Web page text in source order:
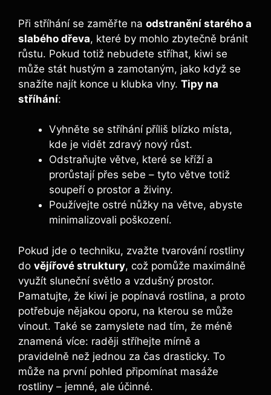
Při stříhání se zaměřte na odstranění starého a
slabého dřeva, které by mohlo zbytečně bránit
růstu. Pokud totiž nebudete stříhat, kiwi se
může stát hustým a zamotaným, jako když se
snažíte najít konce u klubka vlny. Tipy na
stříhání:
Vyhněte se stříhání příliš blízko místa,
kde je vidět zdravý nový růst.
Odstraňujte větve, které se kříží a
prorůstají přes sebe – tyto větve totiž
soupeří o prostor a živiny.
Používejte ostré nůžky na větve, abyste
minimalizovali poškození.
Pokud jde o techniku, zvažte tvarování rostliny
do vějířové struktury, což pomůže maximálně
využít sluneční světlo a vzdušný prostor.
Pamatujte, že kiwi je popínavá rostlina, a proto
potřebuje nějakou oporu, na kterou se může
vinout. Také se zamyslete nad tím, že méně
znamená více: raději stříhejte mírně a
pravidelně než jednou za čas drasticky. To
může na první pohled připomínat masáže
rostliny – jemné, ale účinné.